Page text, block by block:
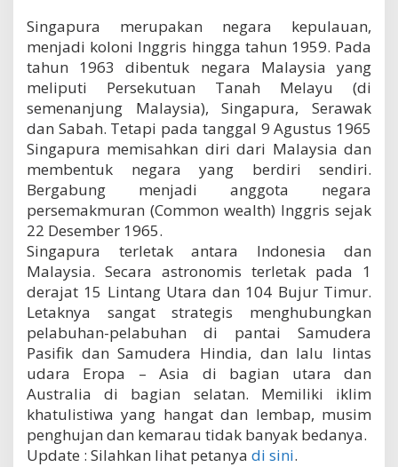
Singapura merupakan negara kepulauan,
menjadi koloni Inggris hingga tahun 1959. Pada
tahun 1963 dibentuk negara Malaysia yang
meliputi Persekutuan Tanah Melayu (di
semenanjung Malaysia), Singapura, Serawak
dan Sabah. Tetapi pada tanggal 9 Agustus 1965
Singapura memisahkan diri dari Malaysia dan
membentuk negara yang berdiri sendiri.
Bergabung menjadi anggota negara
persemakmuran (Common wealth) Inggris sejak
22 Desember 1965.
Singapura terletak antara Indonesia dan
Malaysia. Secara astronomis terletak pada 1
derajat 15 Lintang Utara dan 104 Bujur Timur.
Letaknya sangat strategis menghubungkan
pelabuhan-pelabuhan di pantai Samudera
Pasifik dan Samudera Hindia, dan lalu lintas
udara Eropa – Asia di bagian utara dan
Australia di bagian selatan. Memiliki iklim
khatulistiwa yang hangat dan lembap, musim
penghujan dan kemarau tidak banyak bedanya.
Update : Silahkan lihat petanya di sini.